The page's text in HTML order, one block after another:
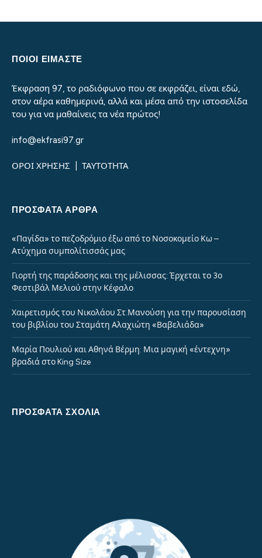
ΠΟΙΟΙ ΕΙΜΑΣΤΕ
Έκφραση 97, το ραδιόφωνο που σε εκφράζει, είναι εδώ,
στον αέρα καθημερινά, αλλά και μέσα από την ιστοσελίδα
του για να μαθαίνεις τα νέα πρώτος!
info@ekfrasi97.gr
ΟΡΟΙ ΧΡΗΣΗΣ ΤΑΥΤΟΤΗΤΑ
ΠΡΌΣΦΑΤΑ ΆΡΘΡΑ
«Παγίδα» το πεζοδρόμιο έξω από το Νοσοκομείο Κω –
Ατύχημα συμπολίτισσάς μας
Γιορτή της παράδοσης και της μέλισσας: Έρχεται το 3ο
Φεστιβάλ Μελιού στην Κέφαλο
Χαιρετισμός του Νικολάου Στ.Μανούση για την παρουσίαση
του βιβλίου του Σταμάτη Αλαχιώτη «Βαβελιάδα»
Μαρία Πουλιού και Αθηνά Βέρμη: Μια μαγική «έντεχνη»
βραδιά στο King Size
ΠΡΌΣΦΑΤΑ ΣΧΌΛΙΑ